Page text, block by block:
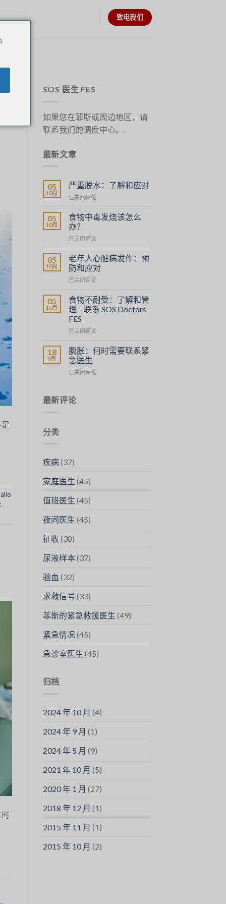
致电我们
allo
SOS 医生 FES
如果您在菲斯或周边地区，请
联系我们的调度中心。.
最新文章
05
10月
严重脱水：了解和应对
Déshydratation
comprendre
et
agir
已关闭评论
05
10月
食物中毒发烧该怎么
办？
Fièvre
cas
d’intoxication
alimentaire
:
faire
?
已关闭评论
05
10月
老年人心脏病发作：预
防和应对
Crise
chez
les
Personnes
Âgées
:
et
Réaction
已关闭评论
05
10月
食物不耐受：了解和管
理 – 联系 SOS Doctors
FES
Intolérances
:
Comprendre
et
Gérer
appel
已关闭评论
18
9月
腹胀：何时需要联系紧
急医生
Distension
Quand
Contacter
已关闭评论
最新评论
分类
疾病(37)
家庭医生 (45)
值班医生 (45)
夜间医生 (45)
征收(38)
尿液样本(37)
验血 (32)
求救信号 (33)
菲斯的紧急救援医生 (49)
紧急情况(45)
急诊室医生 (45)
归档
2024 年 10 月 (4)
2024 年 9 月 (1)
2024 年 5 月 (9)
2021 年 10 月 (5)
2020 年 1 月 (27)
2018 年 12 月 (1)
2015 年 11 月 (1)
2015 年 10 月 (2)